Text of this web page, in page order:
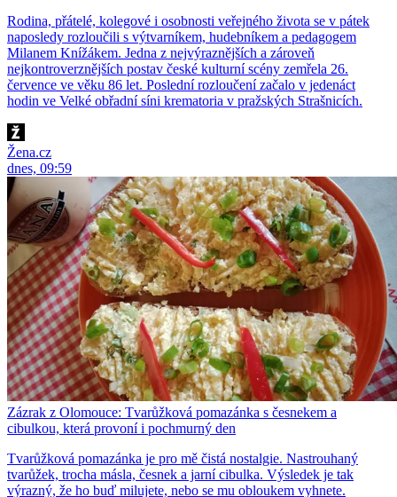
Rodina, přátelé, kolegové i osobnosti veřejného života se v pátek
naposledy rozloučili s výtvarníkem, hudebníkem a pedagogem
Milanem Knížákem. Jedna z nejvýraznějších a zároveň
nejkontroverznějších postav české kulturní scény zemřela 26.
července ve věku 86 let. Poslední rozloučení začalo v jedenáct
hodin ve Velké obřadní síni krematoria v pražských Strašnicích.
Žena.cz
dnes, 09:59
Zázrak z Olomouce: Tvarůžková pomazánka s česnekem a
cibulkou, která provoní i pochmurný den
Tvarůžková pomazánka je pro mě čistá nostalgie. Nastrouhaný
tvarůžek, trocha másla, česnek a jarní cibulka. Výsledek je tak
výrazný, že ho buď milujete, nebo se mu obloukem vyhnete.